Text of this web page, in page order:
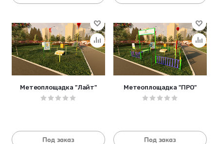
Метеоплощадка "Лайт"
Под заказ
Метеоплощадка "ПРО"
Под заказ